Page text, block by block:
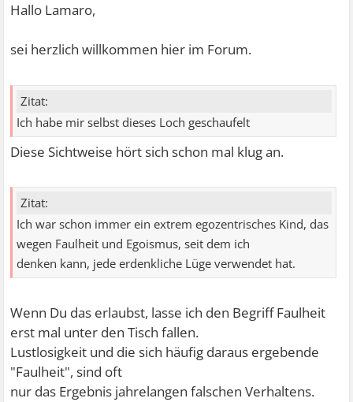
Hallo Lamaro,
sei herzlich willkommen hier im Forum.
Zitat:
Ich habe mir selbst dieses Loch geschaufelt
Diese Sichtweise hört sich schon mal klug an.
Zitat:
Ich war schon immer ein extrem egozentrisches Kind, das
wegen Faulheit und Egoismus, seit dem ich
denken kann, jede erdenkliche Lüge verwendet hat.
Wenn Du das erlaubst, lasse ich den Begriff Faulheit
erst mal unter den Tisch fallen.
Lustlosigkeit und die sich häufig daraus ergebende
"Faulheit", sind oft
nur das Ergebnis jahrelangen falschen Verhaltens.